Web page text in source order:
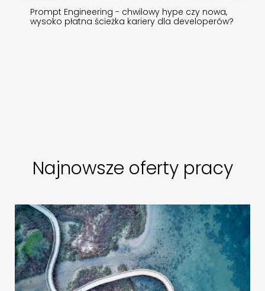
Prompt Engineering - chwilowy hype czy nowa,
wysoko płatna ścieżka kariery dla developerów?
Najnowsze oferty pracy